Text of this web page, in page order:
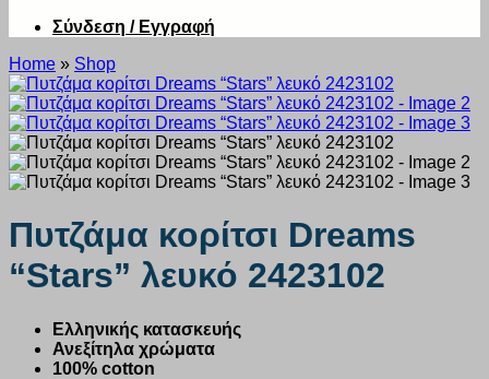
Σύνδεση / Εγγραφή
Home » Shop
Πυτζάμα κορίτσι Dreams
“Stars” λευκό 2423102
Ελληνικής κατασκευής
Ανεξίτηλα χρώματα
100% cotton